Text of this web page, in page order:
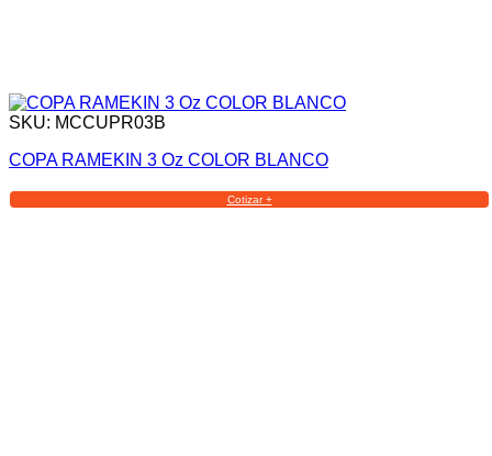
SKU: MCCUPR03B
COPA RAMEKIN 3 Oz COLOR BLANCO
Cotizar +